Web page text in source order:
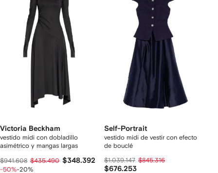
Victoria Beckham
vestido midi con dobladillo
asimétrico y mangas largas
$941.608 $435.490 $348.392
-50%-20%
Self-Portrait
vestido midi de vestir con efecto
de bouclé
$1.039.147 $845.316
$676.253